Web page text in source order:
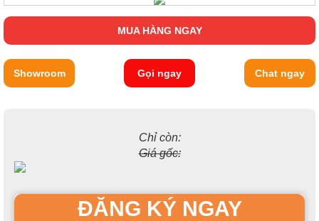
MUA HÀNG NGAY
Showroom Gọi ngay Chat ngay
Chỉ còn:
Giá gốc:
ĐĂNG KÝ NGAY